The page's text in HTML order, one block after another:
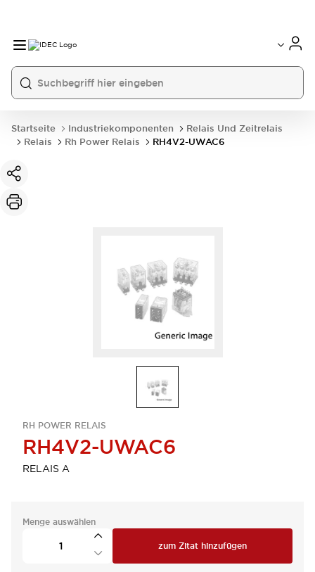
Startseite Industriekomponenten
Relais Und Zeitrelais
Relais
Rh Power Relais RH4V2-UWAC6
RH POWER RELAIS
RH4V2-UWAC6
RELAIS A
Menge auswählen
zum Zitat hinzufügen